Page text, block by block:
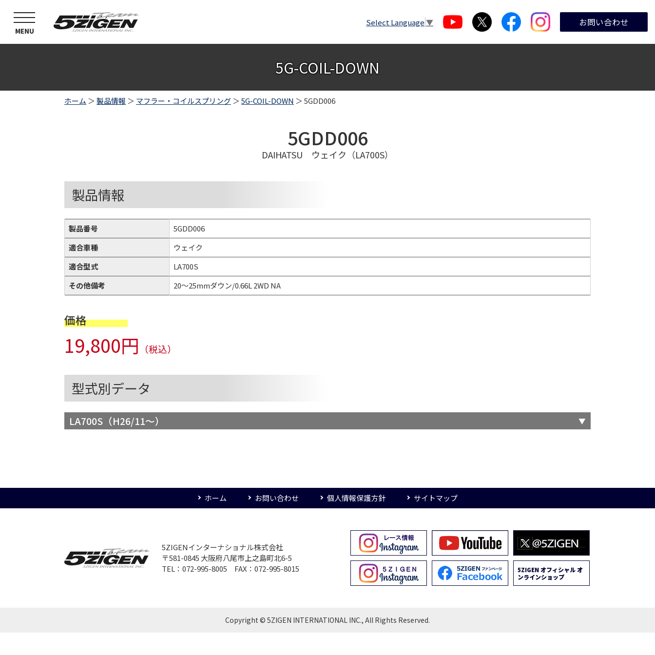
toggle
navigation
MENU
Select Language ▼ お問い合わせ
5G-COIL-DOWN
ホーム ＞製品情報 ＞ マフラー・コイルスプリング ＞5G-COIL-DOWN ＞ 5GDD006
5GDD006
DAIHATSU ウェイク（LA700S）
製品情報
製品番号
5GDD006
適合車種
ウェイク
適合型式
LA700S
その他備考
20～25mmダウン/0.66L 2WD NA
価格
19,800円 （税込）
型式別データ
LA700S（H26/11～）
ホーム お問い合わせ 個人情報保護方針 サイトマップ
5ZIGENインターナショナル株式会社
〒581-0845 大阪府八尾市上之島町北6-5
TEL：072-995-8005 FAX：072-995-8015
5ZIGEN オフィシャル オ
ンラインショップ
Copyright © 5ZIGEN INTERNATIONAL INC., All Rights Reserved.